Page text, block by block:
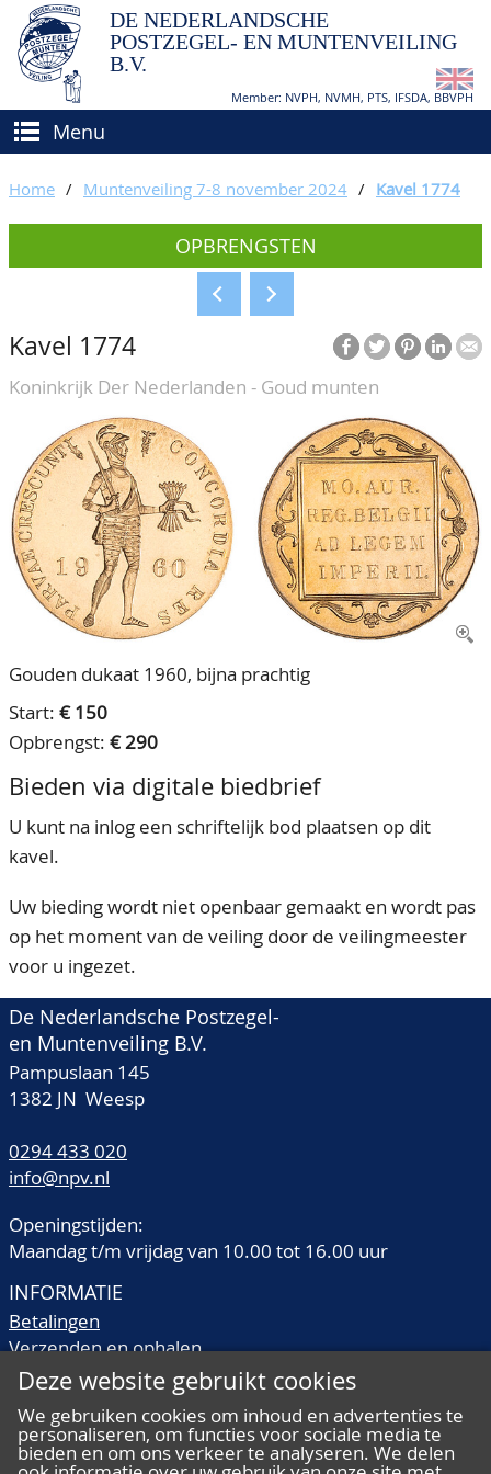
DE NEDERLANDSCHE
POSTZEGEL- EN MUNTENVEILING
B.V.
Member: NVPH, NVMH, PTS, IFSDA, BBVPH
Menu
(VER)KOPEN
Hoe verkopen?
Voorwaarden
BIEDEN
CATALOGI/OPBRENGSTEN
KEURINGSDIENST
AGENDA
OVER ONS
Ons Team
80 jarig bestaan
CONTACT
ACCOUNT
Home / Muntenveiling 7-8 november 2024 / Kavel 1774
OPBRENGSTEN
Kavel 1774
Koninkrijk Der Nederlanden - Goud munten
Gouden dukaat 1960, bijna prachtig
Start: € 150
Opbrengst: € 290
Bieden via digitale biedbrief
U kunt na inlog een schriftelijk bod plaatsen op dit
kavel.
Uw bieding wordt niet openbaar gemaakt en wordt pas
op het moment van de veiling door de veilingmeester
voor u ingezet.
De Nederlandsche Postzegel-
en Muntenveiling B.V.
Pampuslaan 145
1382 JN Weesp
0294 433 020
info@npv.nl
Openingstijden:
Maandag t/m vrijdag van 10.00 tot 16.00 uur
INFORMATIE
Betalingen
Verzenden en ophalen
Veilingtermen
Kwaliteitsomschrijvingen
Veelgestelde vragen
Deze website gebruikt cookies
We gebruiken cookies om inhoud en advertenties te
personaliseren, om functies voor sociale media te
bieden en om ons verkeer te analyseren. We delen